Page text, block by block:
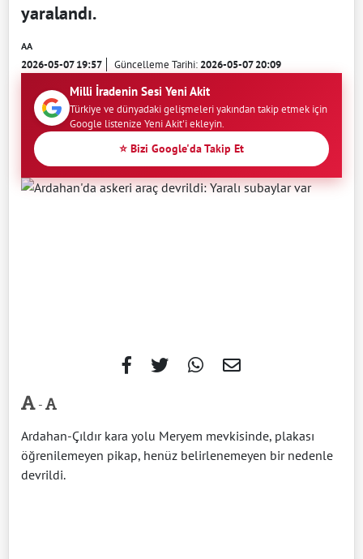
yaralandı.
AA
2026-05-07 19:57 Güncelleme Tarihi:2026-05-07 20:09
Milli İradenin Sesi Yeni Akit
Türkiye ve dünyadaki gelişmeleri yakından takip etmek için
Google listenize Yeni Akit'i ekleyin.
⭐ Bizi Google'da Takip Et
-
Ardahan-Çıldır kara yolu Meryem mevkisinde, plakası
öğrenilemeyen pikap, henüz belirlenemeyen bir nedenle
devrildi.